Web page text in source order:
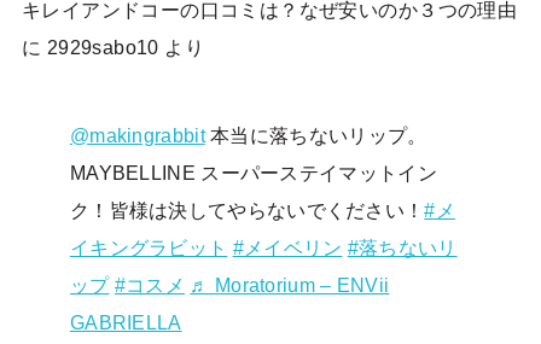
キレイアンドコーの口コミは？なぜ安いのか３つの理由
に 2929sabo10 より
@makingrabbit本当に落ちないリップ。
MAYBELLINE スーパーステイマットイン
ク！皆様は決してやらないでください！#メ
イキングラビット #メイベリン #落ちないリ
ップ #コスメ ♬ Moratorium – ENVii
GABRIELLA